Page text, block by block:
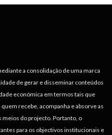
a consolidação de uma marca
de gerar e disseminar conteúdos
económica em termos tais que
recebe, acompanha e absorve as
do projecto. Portanto, o
para os objectivos institucionais e